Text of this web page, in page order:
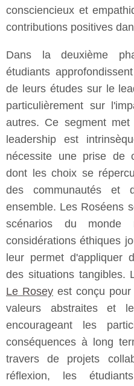
consciencieux et
contributions positives
Dans la deuxième
étudiants
de leurs études sur le
particulièrement sur
autres. Ce segment
leadership est
nécessite une prise de
dont les choix se
des communautés et
ensemble. Les Roséens
scénarios du
considérations éthiques
leur permet d'appliquer
des situations tangibles.
Le Rosey est conçu
valeurs abstraites et
encourageant les
conséquences à long
travers de projets
réflexion, les